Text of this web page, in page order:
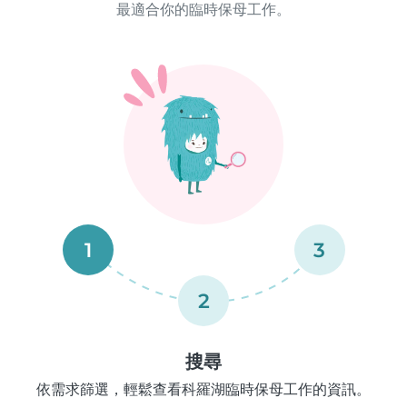
最適合你的臨時保母工作。
1
2
3
搜尋
依需求篩選，輕鬆查看科羅湖臨時保母工作的資訊。